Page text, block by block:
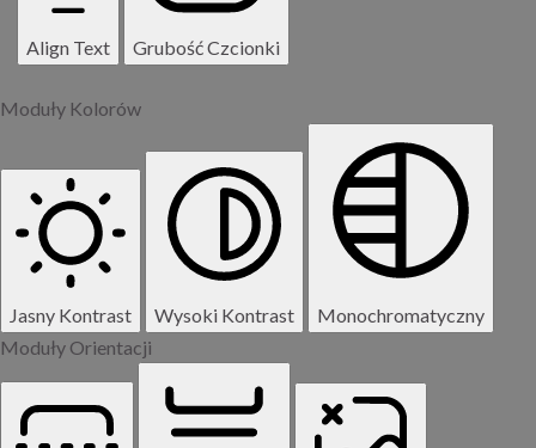
Align Text Grubość Czcionki
Moduły Kolorów
Jasny Kontrast Wysoki Kontrast
Monochromatyczny
Moduły Orientacji